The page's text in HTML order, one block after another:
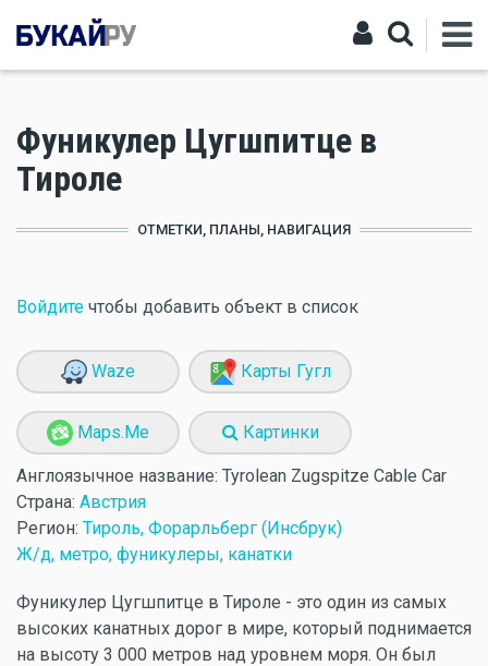
Фуникулер Цугшпитце в
Тироле
ОТМЕТКИ, ПЛАНЫ, НАВИГАЦИЯ
Войдите чтобы добавить объект в список
Waze Карты Гугл
Maps.Me Картинки
Англоязычное название: Tyrolean Zugspitze Cable Car
Страна: Австрия
Регион: Тироль, Форарльберг (Инсбрук)
Ж/д, метро, фуникулеры, канатки
Фуникулер Цугшпитце в Тироле - это один из самых
высоких канатных дорог в мире, который поднимается
на высоту 3 000 метров над уровнем моря. Он был